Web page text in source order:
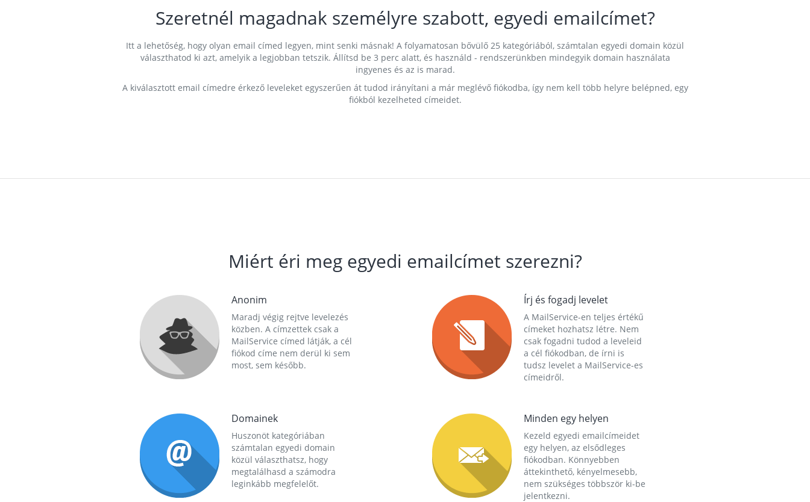
Szeretnél magadnak személyre szabott, egyedi emailcímet?
Itt a lehetőség, hogy olyan email címed legyen, mint senki másnak! A folyamatosan bővülő 25 kategóriából, számtalan egyedi domain közül
választhatod ki azt, amelyik a legjobban tetszik. Állítsd be 3 perc alatt, és használd - rendszerünkben mindegyik domain használata
ingyenes és az is marad.
A kiválasztott email címedre érkező leveleket egyszerűen át tudod irányítani a már meglévő fiókodba, így nem kell több helyre belépned, egy
fiókból kezelheted címeidet.
Miért éri meg egyedi emailcímet szerezni?
Anonim
Maradj végig rejtve levelezés
közben. A címzettek csak a
MailService címed látják, a cél
fiókod címe nem derül ki sem
most, sem később.
Írj és fogadj levelet
A MailService-en teljes értékű
címeket hozhatsz létre. Nem
csak fogadni tudod a leveleid
a cél fiókodban, de írni is
tudsz levelet a MailService-es
címeidről.
Domainek
Huszonöt kategóriában
számtalan egyedi domain
közül választhatsz, hogy
megtalálhasd a számodra
leginkább megfelelőt.
Minden egy helyen
Kezeld egyedi emailcímeidet
egy helyen, az elsődleges
fiókodban. Könnyebben
áttekinthető, kényelmesebb,
nem szükséges többször ki-be
jelentkezni.